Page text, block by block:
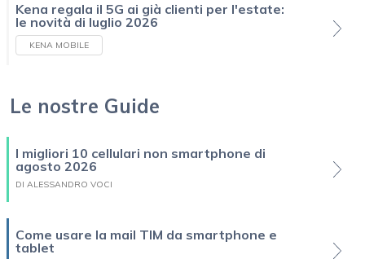
Kena regala il 5G ai già clienti per l'estate:
le novità di luglio 2026
KENA MOBILE
Le nostre Guide
I migliori 10 cellulari non smartphone di
agosto 2026
DI ALESSANDRO VOCI
Come usare la mail TIM da smartphone e
tablet